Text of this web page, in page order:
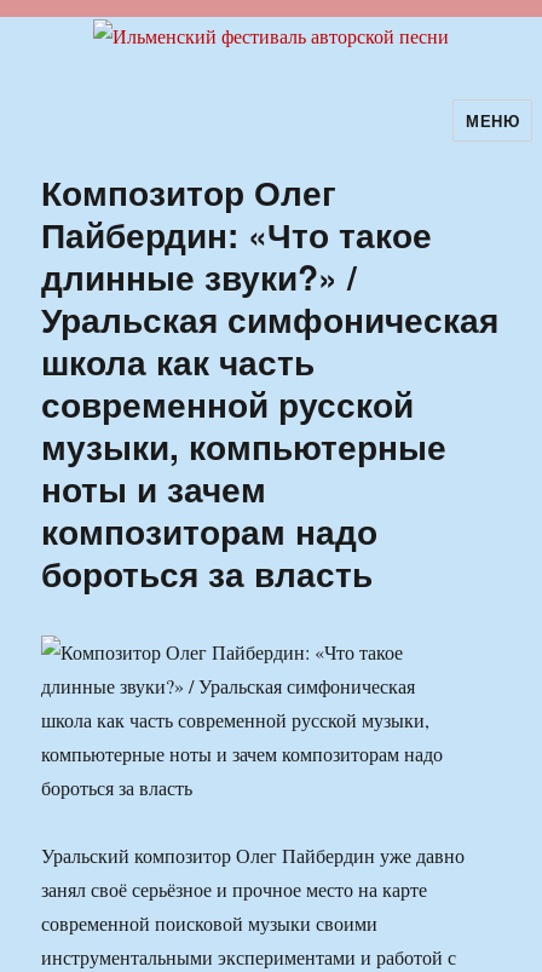
Ильменский фестиваль авторскойМЕНЮ
Композитор Олег
Пайбердин: «Что такое
длинные звуки?» /
Уральская симфоническая
школа как часть
современной русской
музыки, компьютерные
ноты и зачем
композиторам надо
бороться за власть
Уральский композитор Олег Пайбердин уже давно
занял своё серьёзное и прочное место на карте
современной поисковой музыки своими
инструментальными экспериментами и работой с